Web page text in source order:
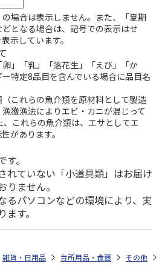
場合は表示しません。また、「夏期
となる場合は、記号での表示はせ
示しています。
」「乳」「落花生」「えび」「か
特定8品目を含んでいる場合に品目名
これらの魚介類を原材料として製造
獲漁法によりエビ・カニが混じって
これらの魚介類は、エサとしてエ
があります。
。
れていない「小道具類」はお届け
ません。
るパソコンなどの環境により、実
す。
雑貨・日用品 台所用品・食器 その他